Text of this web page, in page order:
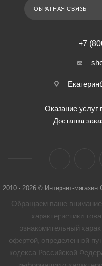
ОБРАТНАЯ СВЯЗЬ
+7
Оказание услуг
Доставка
2010 - 2026 © Интернет-
Обращаем ваше внимание
характеристики
ознакомительный
офертой, определенной
кодекса Российской